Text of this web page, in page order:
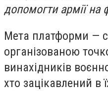
допомогти армії на
Мета платформи —
організованою
винахідників
хто зацікавлений в